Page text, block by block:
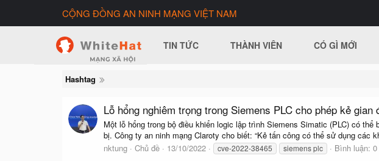
CỘNG ĐỒNG AN NINH MẠNG VIỆT NAM
TIN TỨC THÀNH VIÊN CÓ GÌ MỚI
Hashtag
Lỗ hổng nghiêm trọng trong Siemens PLC cho phép kẻ gian
Một lỗ hổng trong bộ điều khiển logic lập trình Siemens Simatic (PLC) có
bị. Công ty an ninh mạng Claroty cho biết: “Kẻ tấn công có thể sử dụng các
nktung
Chủ đề 13/10/2022 cve-2022-38465 siemens plc Bình luận: 0